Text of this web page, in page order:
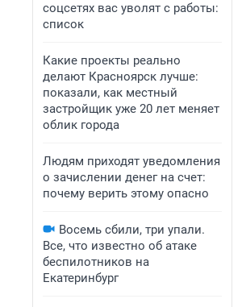
соцсетях вас уволят с работы:
список
Какие проекты реально
делают Красноярск лучше:
показали, как местный
застройщик уже 20 лет меняет
облик города
Людям приходят уведомления
о зачислении денег на счет:
почему верить этому опасно
Восемь сбили, три упали.
Все, что известно об атаке
беспилотников на
Екатеринбург